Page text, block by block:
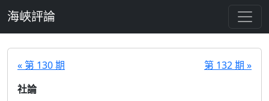
海峽評論
« 第 130 期
第 132 期 »
社論